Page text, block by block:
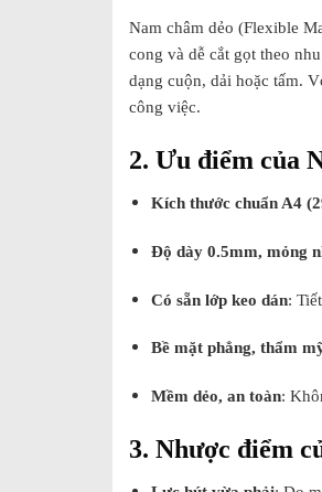
Nam châm dẻo (Flexible
cong và dễ cắt gọt theo
dạng cuộn, dải hoặc tấm.
công việc.
2. Ưu điểm của
Kích thước chuẩn A4
Độ dày 0.5mm, mỏng
Có sẵn lớp keo dán:
Bề mặt phẳng, thẩm
Mềm dẻo, an toàn:
3. Nhược điểm